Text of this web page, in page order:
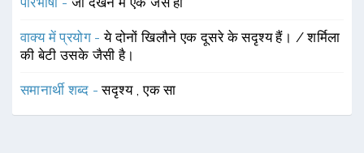
वाक्य में प्रयोग -ये दोनों खिलौने एक दूसरे के सदृश्य हैं। / शर्मिला
की बेटी उसके जैसी है।
समानार्थी शब्द -सदृश्य ,एक सा